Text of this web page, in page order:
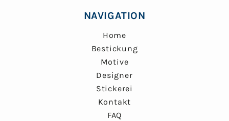
NAVIGATION
Home
Bestickung
Motive
Designer
Stickerei
Kontakt
FAQ